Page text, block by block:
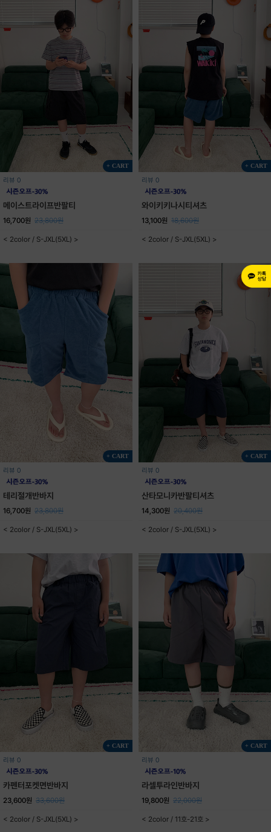
+ CART
리뷰 0
메이스트라이프반팔티
16,700원 23,800원
< 2color / S-JXL(5XL) >
+ CART
리뷰 0
와이키키나시티셔츠
13,100원 18,600원
< 2color / S-JXL(5XL) >
+ CART
리뷰 0
테리절개반바지
16,700원 23,800원
< 2color / S-JXL(5XL) >
+ CART
리뷰 0
산타모니카반팔티셔츠
14,300원 20,400원
< 2color / S-JXL(5XL) >
+ CART
리뷰 0
카펜터포켓면반바지
23,600원 33,600원
< 2color / S-JXL(5XL) >
+ CART
리뷰 0
라셀투라인반바지
19,800원 22,000원
< 2color / 11호-21호 >